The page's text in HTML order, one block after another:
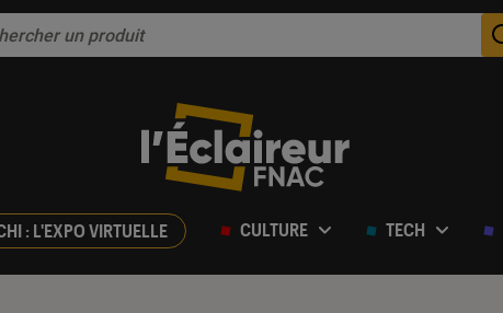
: L'EXPO VIRTUELLE CULTURE TECH